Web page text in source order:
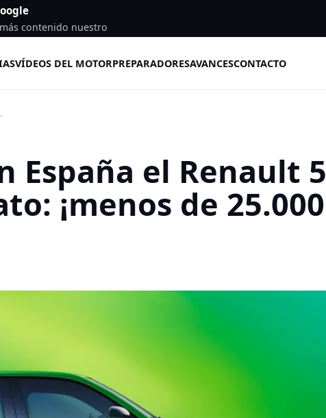
contenido nuestro
VÍDEOS DEL MOTORPREPARADORESAVANCESCONTACTO
España el Renault 5
¡menos de 25.000